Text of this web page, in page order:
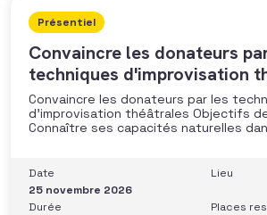
Présentiel
Convaincre les donateurs
techniques d'improvisation
Convaincre les donateurs par les
d’improvisation théâtrales Objectifs
Connaître ses capacités naturelles
conviction et sur quoi elle se fonde
quelle est sa situation de
Date
25 novembre 2026
Lieu
Durée
Places